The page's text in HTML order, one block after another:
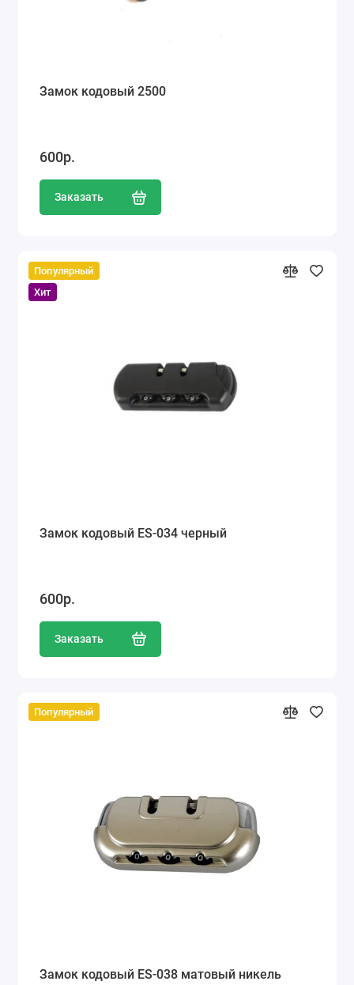
Замок кодовый 2500
600р.
Заказать
Популярный
Хит
Замок кодовый ES-034 черный
600р.
Заказать
Популярный
Замок кодовый ES-038 матовый никель